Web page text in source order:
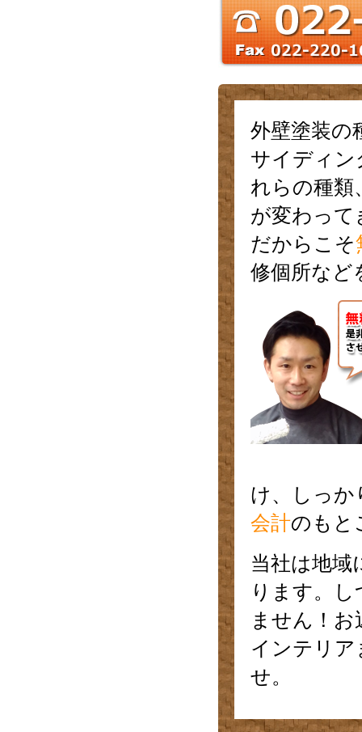
外壁塗装の
サイディン
れらの種類
が変わって
だからこそ
修個所など
け、しっか
会計のもと
当社は地域
ります。
ません！
インテリ
せ。